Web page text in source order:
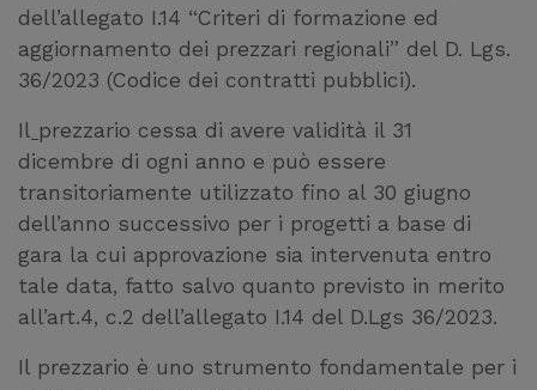
dell’allegato I.14 “Criteri di formazione ed
aggiornamento dei prezzari regionali” del D. Lgs.
36/2023 (Codice dei contratti pubblici).
Il prezzario cessa di avere validità il 31
dicembre di ogni anno e può essere
transitoriamente utilizzato fino al 30 giugno
dell’anno successivo per i progetti a base di
gara la cui approvazione sia intervenuta entro
tale data, fatto salvo quanto previsto in merito
all’art.4, c.2 dell’allegato I.14 del D.Lgs 36/2023.
Il prezzario è uno strumento fondamentale per i